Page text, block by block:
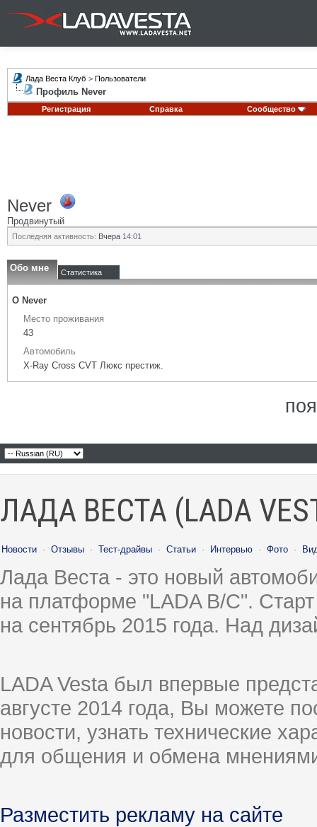
Лада Веста Клуб > Пользователи
Профиль Never
Регистрация Справка Сообщество
Never
Продвинутый
Последняя активность: Вчера 14:01
Обо мне Статистика
О Never
Место проживания
43
Автомобиль
X-Ray Cross CVT Люкс престиж.
ЛАДА ВЕСТА (LADA
Новости · Отзывы · Тест-драйвы · Статьи · Интервью · Фото ·
Лада Веста - это новый
на платформе "LADA B/C".
на сентябрь 2015 года. Над
LADA Vesta был впервые
августе 2014 года, Вы можете
новости, узнать технические
для общения и обмена
Разместить рекламу на сайте